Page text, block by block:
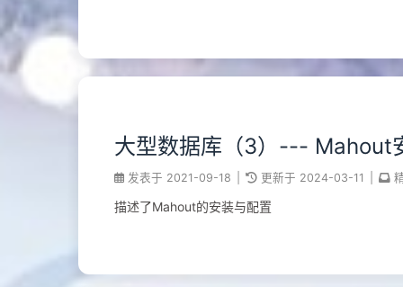
大型数据库（3）--- Mahout
发表于 2021-09-18 更新于 2024-03-11
描述了Mahout的安装与配置